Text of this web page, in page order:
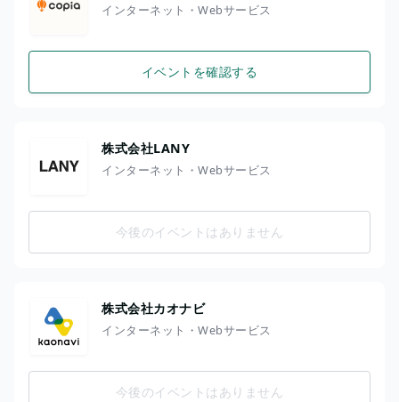
インターネット・Webサービス
イベントを確認する
株式会社LANY
インターネット・Webサービス
今後のイベントはありません
株式会社カオナビ
インターネット・Webサービス
今後のイベントはありません